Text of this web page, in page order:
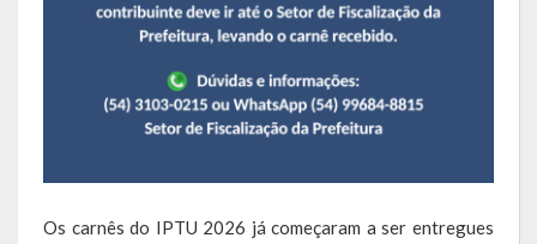
Galeria de Fotos
Conselhos Municipais
Planos
Contas Públicas
Os carnês do IPTU 2026 já começaram a ser entregues